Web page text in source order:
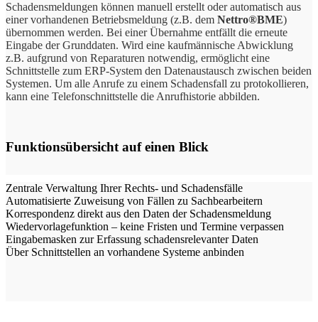
Schadensmeldungen können manuell erstellt oder automatisch aus
einer vorhandenen Betriebsmeldung (z.B. dem Nettro®BME)
übernommen werden. Bei einer Übernahme entfällt die erneute
Eingabe der Grunddaten. Wird eine kaufmännische Abwicklung
z.B. aufgrund von Reparaturen notwendig, ermöglicht eine
Schnittstelle zum ERP-System den Datenaustausch zwischen beiden
Systemen. Um alle Anrufe zu einem Schadensfall zu protokollieren,
kann eine Telefonschnittstelle die Anrufhistorie abbilden.
Funktionsübersicht auf einen Blick
Zentrale Verwaltung Ihrer Rechts- und Schadensfälle
Automatisierte Zuweisung von Fällen zu Sachbearbeitern
Korrespondenz direkt aus den Daten der Schadensmeldung
Wiedervorlagefunktion – keine Fristen und Termine verpassen
Eingabemasken zur Erfassung schadensrelevanter Daten
Über Schnittstellen an vorhandene Systeme anbinden